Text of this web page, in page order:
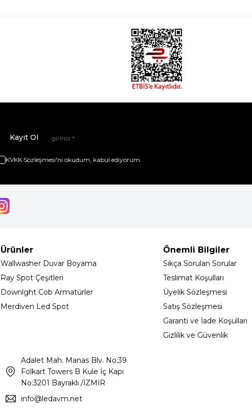
Kayıt Ol
KVKK Sözleşmesi'ni okudum, kabul ediyorum.
Ürünler
Wallwasher Duvar Boyama
Ray Spot Çeşitleri
Downlght Cob Armatürler
Merdiven Led Spot
Önemli Bilgiler
Sıkça Sorulan Sorular
Teslimat Koşulları
Üyelik Sözleşmesi
Satış Sözleşmesi
Garanti ve İade Koşulları
Gizlilik ve Güvenlik
Adalet Mah. Manas Blv. No:39
Folkart Towers B Kule İç Kapı
No:3201 Bayraklı /İZMİR
info@ledavm.net